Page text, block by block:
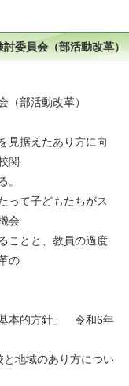
委員会（部活動改革）
部活動改革）
据えたあり方に向
関
。
て子どもたちがス
会
ことと、教員の過度
の
本的方針」 令和6年
地域のあり方につい